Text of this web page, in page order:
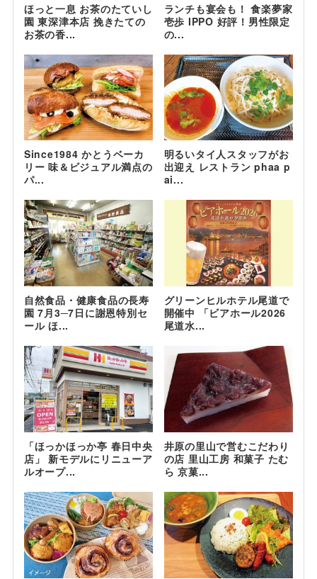
ほっと一息 お茶のたていし
園 東深津本店 挽きたての
お茶の香...
ランチも宴会も！ 食楽夢家
壱歩 IPPO 好評！男性限定
の...
Since1984 かとうベーカ
リー 味＆ビジュアル満点の
パ...
明るいタイ人スタッフがお
出迎え レストラン phaa p
ai...
自然食品・健康食品の長寿
園 7月3─7日に謝恩特別セ
ール ほ...
グリーンヒルホテル尾道で
開催中 「ビアホール2026
尾道水...
「ほっかほっか亭 春日中央
店」 新モデルにリニューア
ルオープ...
井原の里山で営むこだわり
の店 里山工房 和菓子 たむ
ら 京菓...